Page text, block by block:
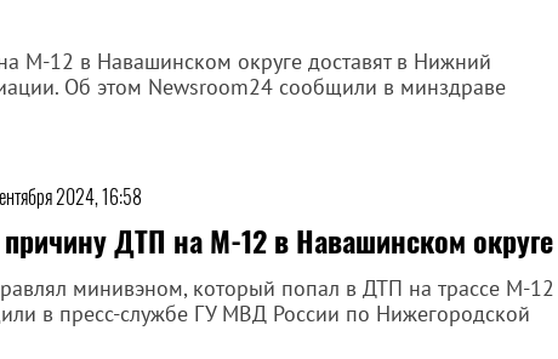
М-12 в Навашинском округе доставят в Нижний
Об этом Newsroom24 сообщили в минздраве
2024, 16:58
ДТП на М-12 в Навашинском округе
минивэном, который попал в ДТП на трассе М-12
в пресс-службе ГУ МВД России по Нижегородской